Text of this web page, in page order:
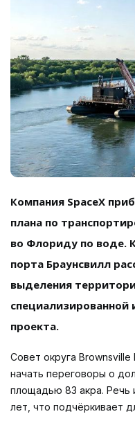
Компания SpaceX
плана по
во Флориду по воде.
порта Браунсвилл
выделения
специализированной
проекта.
Совет округа Brownsville
начать переговоры о
площадью 83 акра. Речь
лет, что подчёркивает